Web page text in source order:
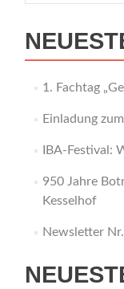
1. Fachtag
Einladung
IBA-Festival:
950 Jahre
Kesselhof
Newsletter